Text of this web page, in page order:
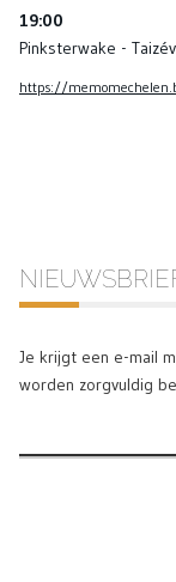
19:00
Pinksterwake -
https://
Je krijgt een e-mail
worden zorgvuldig